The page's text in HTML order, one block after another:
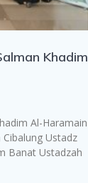
Khadim
Al-Haramain
Ustadz
Banat Ustadzah